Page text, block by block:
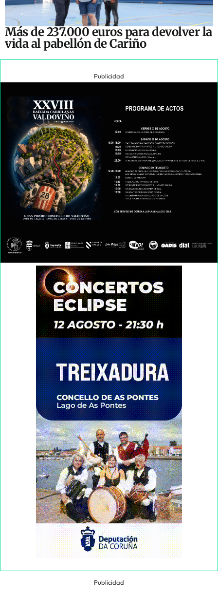
Más de 237.000 euros para devolver la
vida al pabellón de Cariño
Publicidad
Publicidad